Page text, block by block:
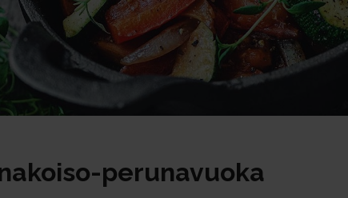
perunavuoka